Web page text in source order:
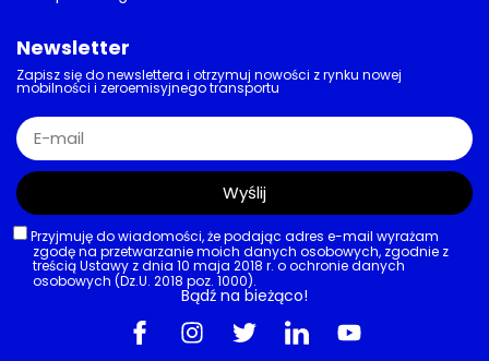
Infrastruktura drogowa
A2 pojedzie dalej na wschód. GDDKiA
wybrała wykonawcę odcinka za
ponad 570 mln zł
03/08/2026
AKTUALNOŚCI,DROGI
Bezpieczeństwo na drogach
SPEED wraca. Tydzień kontroli,